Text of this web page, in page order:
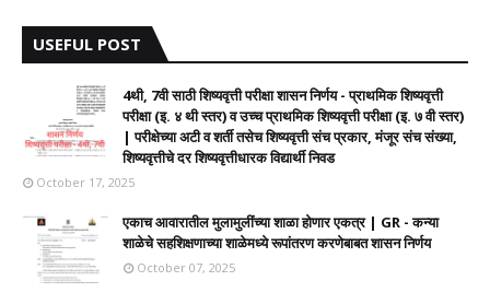
USEFUL POST
4थी, 7वी साठी शिष्यवृत्ती परीक्षा शासन निर्णय - प्राथमिक शिष्यवृत्ती
परीक्षा (इ. ४ थी स्तर) व उच्च प्राथमिक शिष्यवृत्ती परीक्षा (इ. ७ वी स्तर)
| परीक्षेच्या अटी व शर्ती तसेच शिष्यवृत्ती संच प्रकार, मंजूर संच संख्या,
शिष्यवृत्तीचे दर शिष्यवृत्तीधारक विद्यार्थी निवड
October 17, 2025
एकाच आवारातील मुलामुलींच्या शाळा होणार एकत्र | GR - कन्या
शाळेचे सहशिक्षणाच्या शाळेमध्ये रूपांतरण करणेबाबत शासन निर्णय
October 07, 2025